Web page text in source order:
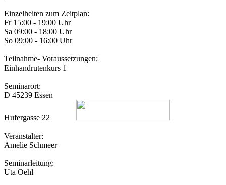
Einzelheiten zum Zeitplan:
Fr 15:00 - 19:00 Uhr
Sa 09:00 - 18:00 Uhr
So 09:00 - 16:00 Uhr
Teilnahme- Voraussetzungen:
Einhandrutenkurs 1
Seminarort:
D 45239 Essen
Hufergasse 22
Veranstalter:
Amelie Schmeer
Seminarleitung:
Uta Oehl